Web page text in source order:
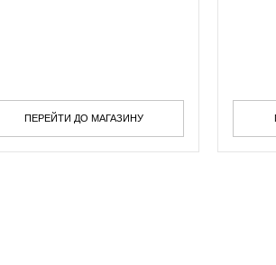
ПЕРЕЙТИ ДО МАГАЗИНУ